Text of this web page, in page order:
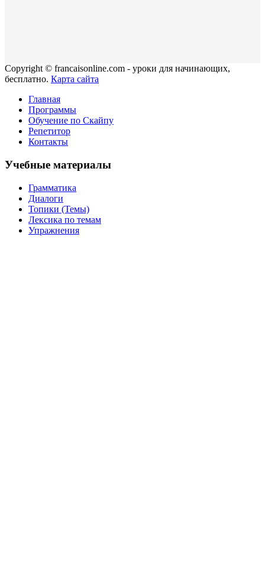
Copyright © francaisonline.com - уроки для начинающих,
бесплатно. Карта сайта
Главная
Программы
Обучение по Скайпу
Репетитор
Контакты
Учебные материалы
Грамматика
Диалоги
Топики (Темы)
Лексика по темам
Упражнения